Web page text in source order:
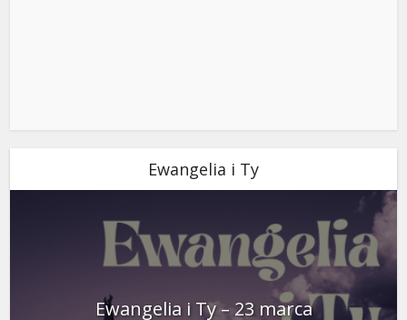
Ewangelia i Ty
Ewangelia i Ty – 23 marca